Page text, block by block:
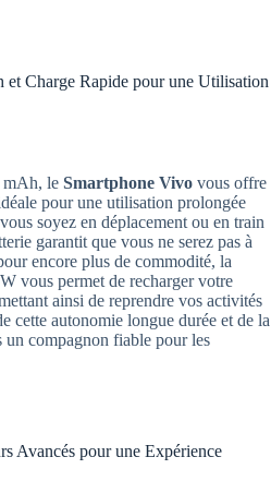
et Charge Rapide pour une Utilisation
mAh, le Smartphone Vivo vous offre
pour une utilisation prolongée
soyez en déplacement ou en train
garantit que vous ne serez pas à
encore plus de commodité, la
vous permet de recharger votre
ainsi de reprendre vos activités
cette autonomie longue durée et de la
compagnon fiable pour les
Avancés pour une Expérience